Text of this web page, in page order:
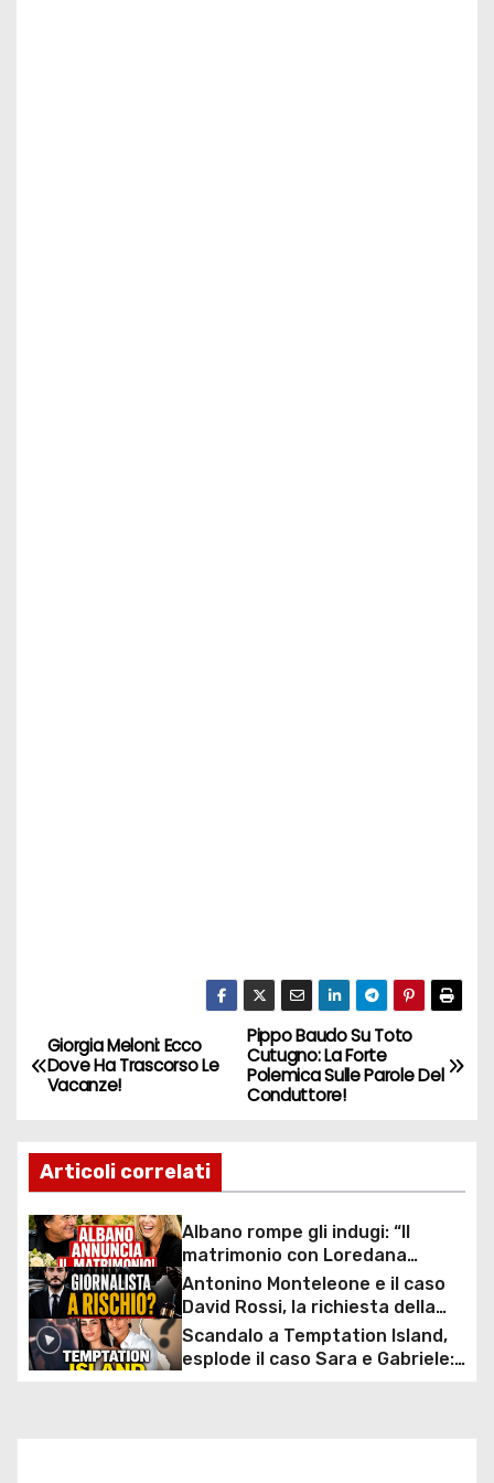
N
a
i
g
a
z
i
Pippo Baudo Su Toto
Cutugno: La Forte
Polemica Sulle Parole Del
Conduttore!
Giorgia Meloni: Ecco
Dove Ha Trascorso Le
Vacanze!
Articoli correlati
Albano rompe gli indugi: “Il
matrimonio con Loredana
Lecciso arriva”, la svolta dopo
anni insieme
Antonino Monteleone e il caso
David Rossi, la richiesta della
Procura riaccende il dibattito
sulla libertà di stampa in Italia
Scandalo a Temptation Island,
esplode il caso Sara e Gabriele: